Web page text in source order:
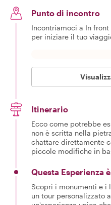
Punto di incontro
Incontriamoci a In front
per iniziare il tuo
Itinerario
Ecco come potrebbe
non è scritta nella
chattare direttamente
piccole modifiche in
Questa Esperienza
Scopri i monumenti e i
un tour personalizzato